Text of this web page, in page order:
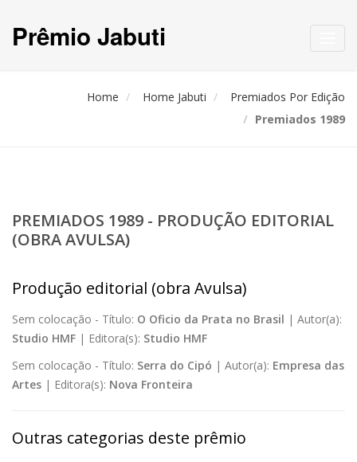
Prêmio Jabuti
Home Home Jabuti
Premiados Por Edição
Premiados 1989
PREMIADOS 1989 - PRODUÇÃO EDITORIAL
(OBRA AVULSA)
Produção editorial (obra Avulsa)
Sem colocação - Título: O Oficio da Prata no Brasil | Autor(a):
Studio HMF | Editora(s): Studio HMF
Sem colocação - Título: Serra do Cipó | Autor(a): Empresa das
Artes | Editora(s): Nova Fronteira
Outras categorias deste prêmio